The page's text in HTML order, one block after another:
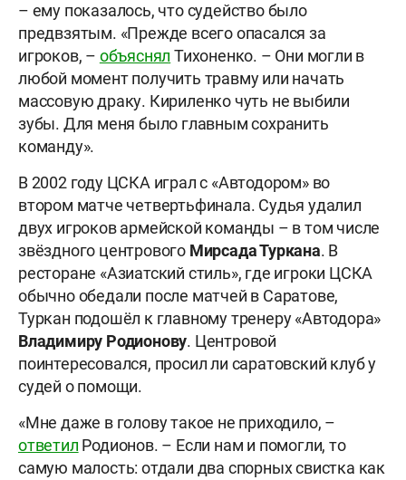
– ему показалось, что судейство было
предвзятым. «Прежде всего опасался за
игроков, – объяснял Тихоненко. – Они могли в
любой момент получить травму или начать
массовую драку. Кириленко чуть не выбили
зубы. Для меня было главным сохранить
команду».
В 2002 году ЦСКА играл с «Автодором» во
втором матче четвертьфинала. Судья удалил
двух игроков армейской команды – в том числе
звёздного центрового Мирсада Туркана. В
ресторане «Азиатский стиль», где игроки ЦСКА
обычно обедали после матчей в Саратове,
Туркан подошёл к главному тренеру «Автодора»
Владимиру Родионову. Центровой
поинтересовался, просил ли саратовский клуб у
судей о помощи.
«Мне даже в голову такое не приходило, –
ответил Родионов. – Если нам и помогли, то
самую малость: отдали два спорных свистка как